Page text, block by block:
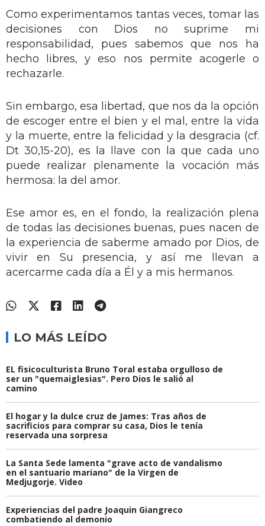
Como experimentamos tantas veces, tomar las
decisiones con Dios no suprime mi
responsabilidad, pues sabemos que nos ha
hecho libres, y eso nos permite acogerle o
rechazarle.
Sin embargo, esa libertad, que nos da la opción
de escoger entre el bien y el mal, entre la vida
y la muerte, entre la felicidad y la desgracia (cf.
Dt 30,15-20), es la llave con la que cada uno
puede realizar plenamente la vocación más
hermosa: la del amor.
Ese amor es, en el fondo, la realización plena
de todas las decisiones buenas, pues nacen de
la experiencia de saberme amado por Dios, de
vivir en Su presencia, y así me llevan a
acercarme cada día a Él y a mis hermanos.
LO MÁS LEÍDO
EL fisicoculturista Bruno Toral estaba orgulloso de
ser un "quemaiglesias". Pero Dios le salió al
camino
El hogar y la dulce cruz de James: Tras años de
sacrificios para comprar su casa, Dios le tenía
reservada una sorpresa
La Santa Sede lamenta "grave acto de vandalismo
en el santuario mariano" de la Virgen de
Medjugorje. Video
Experiencias del padre Joaquin Giangreco
combatiendo al demonio